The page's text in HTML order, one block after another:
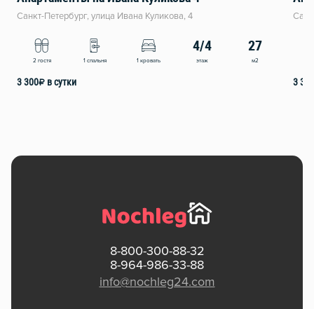
Санкт-Петербург, улица Ивана Куликова, 4
2 гостя 1 спальня 1 кровать
4/4
этаж
27
м2
3 300₽ в сутки 3 300
8-800-300-88-32
8-964-986-33-88
info@nochleg24.com